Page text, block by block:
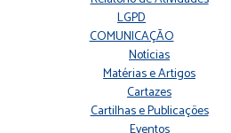
LGPD
COMUNICAÇÃO
Notícias
Matérias e Artigos
Cartazes
Cartilhas e Publicações